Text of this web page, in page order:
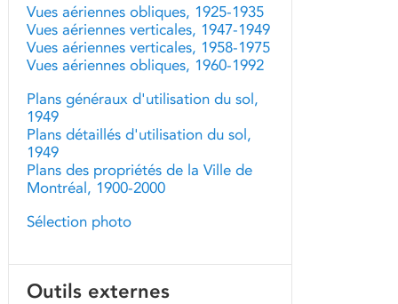
Vues aériennes obliques, 1925-1935
Vues aériennes verticales, 1947-1949
Vues aériennes verticales, 1958-1975
Vues aériennes obliques, 1960-1992
Plans généraux d'utilisation du sol,
1949
Plans détaillés d'utilisation du sol,
1949
Plans des propriétés de la Ville de
Montréal, 1900-2000
Sélection photo
Outils externes